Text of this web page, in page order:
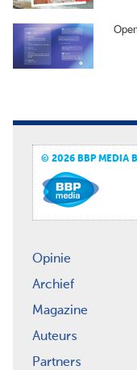
© 2026 BBP MEDIA
Opinie
Archief
Magazine
Auteurs
Partners